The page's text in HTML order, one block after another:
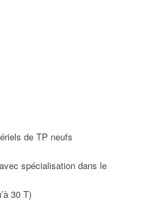
de TP neufs
spécialisation dans le
30 T)